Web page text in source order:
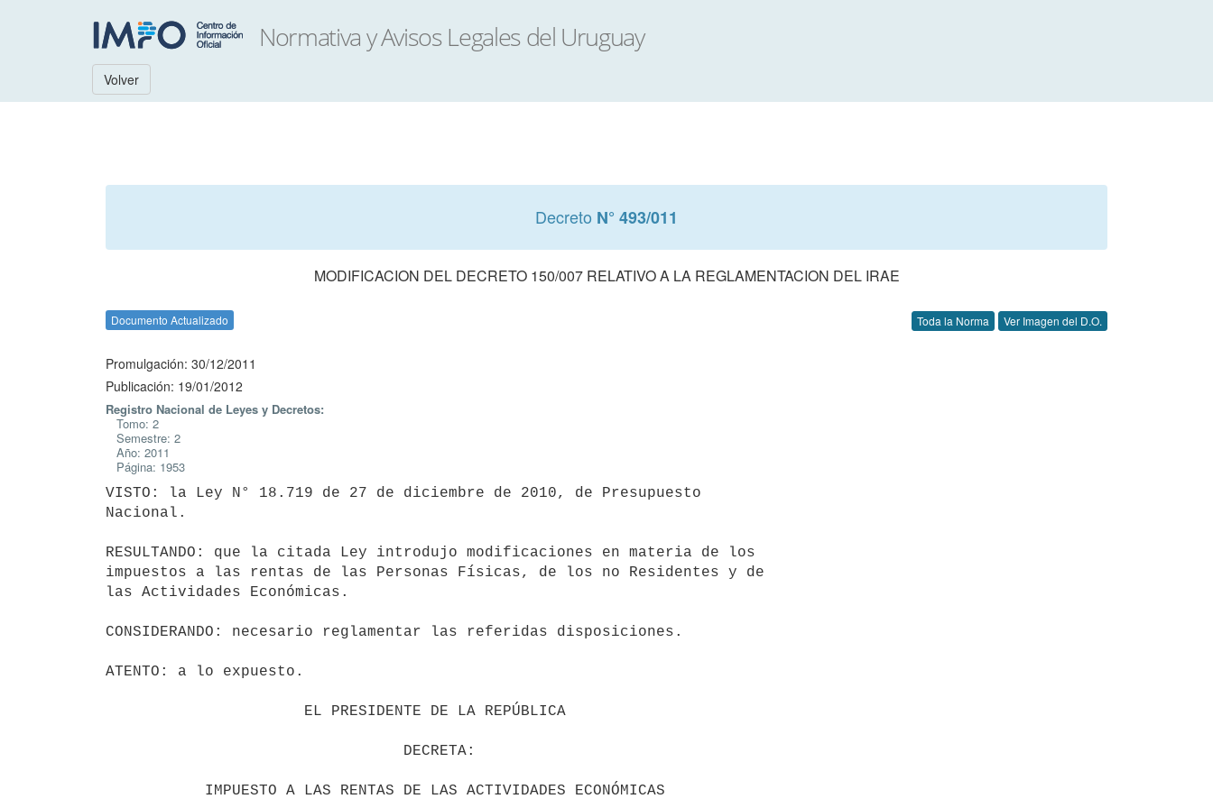
Volver
Decreto N° 493/011
MODIFICACION DEL DECRETO 150/007 RELATIVO A LA REGLAMENTACION DEL IRAE
Documento Actualizado Toda la Norma Ver Imagen del D.O.
Promulgación: 30/12/2011
Publicación: 19/01/2012
Registro Nacional de Leyes y Decretos:
Tomo: 2
Semestre: 2
Año: 2011
Página: 1953
VISTO: la Ley N° 18.719 de 27 de diciembre de 2010, de Presupuesto
Nacional.
RESULTANDO: que la citada Ley introdujo modificaciones en materia de los
impuestos a las rentas de las Personas Físicas, de los no Residentes y de
las Actividades Económicas.
CONSIDERANDO: necesario reglamentar las referidas disposiciones.
ATENTO: a lo expuesto.